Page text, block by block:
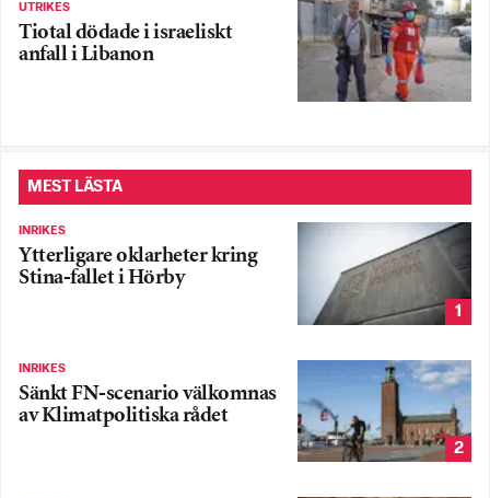
UTRIKES
Tiotal dödade i israeliskt
anfall i Libanon
MEST LÄSTA
INRIKES
Ytterligare oklarheter kring
Stina-fallet i Hörby
1
INRIKES
Sänkt FN-scenario välkomnas
av Klimatpolitiska rådet
2